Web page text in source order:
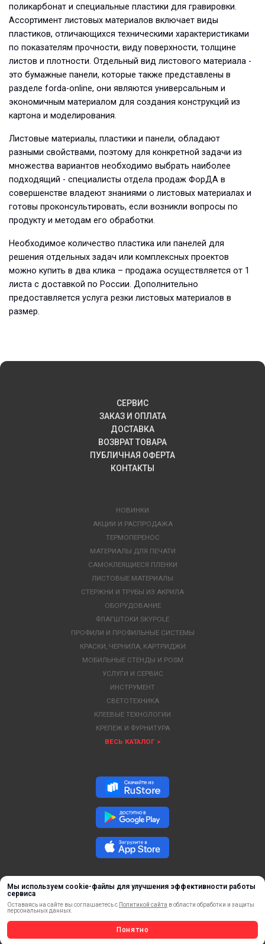
Мы используем cookie-файлы для улучшения эффективности работы
сервиса
Оставаясь на сайте вы соглашаетесь с Политикой сайта в области обработки и защиты
персональных данных.
Понятно
поликарбонат и специальные пластики для гравировки.
Ассортимент листовых материалов включает виды
пластиков, отличающихся техническими характеристиками
по показателям прочности, виду поверхности, толщине
листов и плотности. Отдельный вид листового материала -
это бумажные панели, которые также представлены в
разделе forda-online, они являются универсальным и
экономичным материалом для создания конструкций из
картона и моделирования.
Листовые материалы, пластики и панели, обладают
разными свойствами, поэтому для конкретной задачи из
множества вариантов необходимо выбрать наиболее
подходящий - специалисты отдела продаж ФорДА в
совершенстве владеют знаниями о листовых материалах и
готовы проконсультировать, если возникли вопросы по
продукту и методам его обработки.
Необходимое количество пластика или панелей для
решения отдельных задач или комплексных проектов
можно купить в два клика – продажа осуществляется от 1
листа с доставкой по России. Дополнительно
предоставляется услуга резки листовых материалов в
размер.
СЕРВИС
ЗАКАЗ И ОПЛАТА
ДОСТАВКА
ВОЗВРАТ ТОВАРА
ПУБЛИЧНАЯ ОФЕРТА
КОНТАКТЫ
НОВИНКИ
АКЦИИ И РАСПРОДАЖА
ТЕРМОПЕРЕНОС
МАТЕРИАЛЫ ДЛЯ ПЕЧАТИ
САМОКЛЕЯЩИЕСЯ ПЛЕНКИ
ЛИСТОВЫЕ МАТЕРИАЛЫ
СТЕРЖНИ И ТРУБЫ ИЗ АКРИЛА
ОБОРУДОВАНИЕ
ФЛАГШТОКИ SKYPOLE
ПРОФИЛИ И ПРОФИЛЬНЫЕ СИСТЕМЫ
КРАСКИ, ЧЕРНИЛА, КАРТРИДЖИ
МОБИЛЬНЫЕ СТЕНДЫ И POSM
УСЛУГИ И СЕРВИС
ИНСТРУМЕНТ
СВЕТОТЕХНИКА
КЛЕЕВЫЕ ТЕХНОЛОГИИ
КРЕПЕЖ И ФУРНИТУРА
ВЕСЬ КАТАЛОГ >
ОБРАТНАЯ СВЯЗЬ